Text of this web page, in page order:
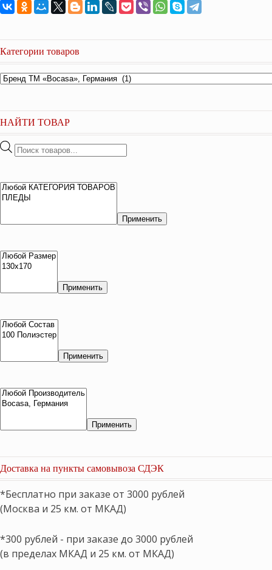
Категории товаров
НАЙТИ ТОВАР
Поиск
Применить
Применить
Применить
Применить
Доставка на пункты самовывоза СДЭК
*Бесплатно при заказе от 3000 рублей
(Москва и 25 км. от МКАД)
*300 рублей - при заказе до 3000 рублей
(в пределах МКАД и 25 км. от МКАД)